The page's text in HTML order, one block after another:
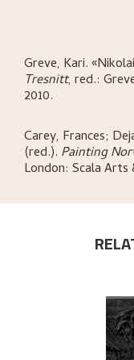
Greve, Kari.
Tresnitt, red.:
2010.
Carey, Frances;
(red.). Painting
London: Scala Arts